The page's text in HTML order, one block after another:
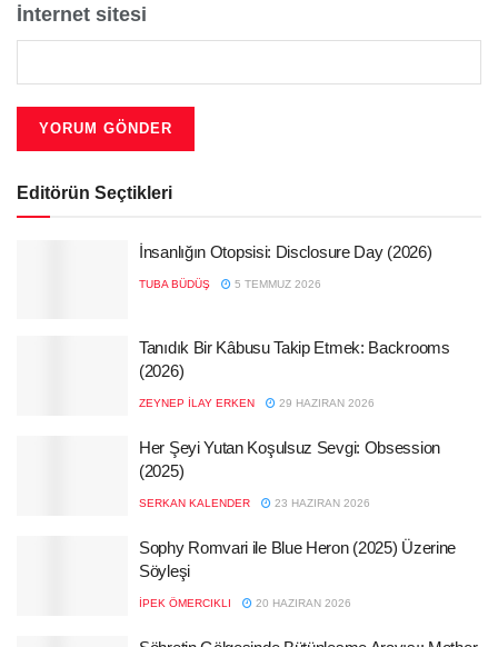
İnternet sitesi
Editörün Seçtikleri
İnsanlığın Otopsisi: Disclosure Day (2026)
TUBA BÜDÜŞ 5 TEMMUZ 2026
Tanıdık Bir Kâbusu Takip Etmek: Backrooms
(2026)
ZEYNEP İLAY ERKEN 29 HAZIRAN 2026
Her Şeyi Yutan Koşulsuz Sevgi: Obsession
(2025)
SERKAN KALENDER 23 HAZIRAN 2026
Sophy Romvari ile Blue Heron (2025) Üzerine
Söyleşi
İPEK ÖMERCIKLI 20 HAZIRAN 2026